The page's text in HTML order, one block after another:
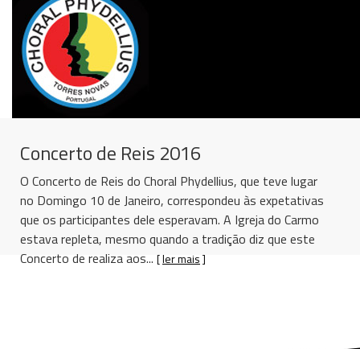
Concerto de Reis 2016
O Concerto de Reis do Choral Phydellius, que teve lugar
no Domingo 10 de Janeiro, correspondeu às expetativas
que os participantes dele esperavam. A Igreja do Carmo
estava repleta, mesmo quando a tradição diz que este
Concerto de realiza aos... [ler mais ]